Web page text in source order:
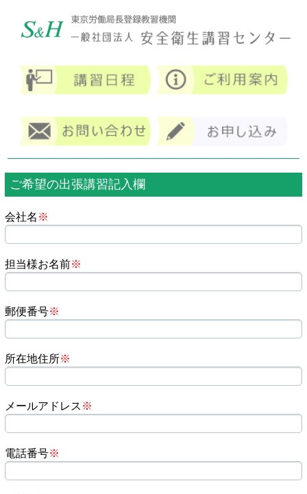
ご希望の出張講習記入欄
会社名 ※
担当様お名前※
郵便番号※
所在地住所※
メールアドレス ※
電話番号※